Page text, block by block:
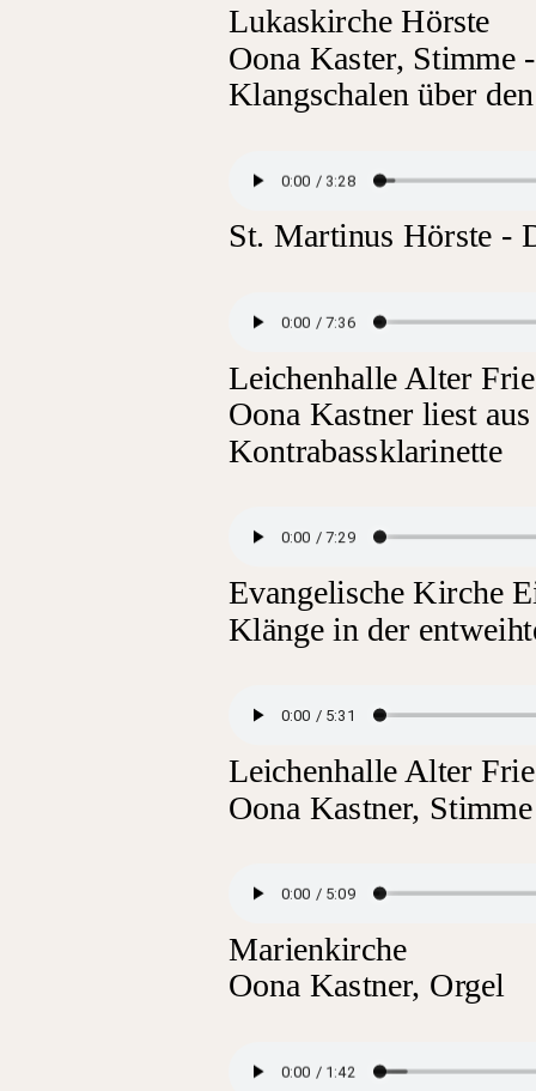
Lukaskirche Hörste
Oona Kaster, Stimme
Klangschalen über
St. Martinus Hörste -
Leichenhalle Alter
Oona Kastner liest
Kontrabassklarinette
Evangelische Kirche
Klänge in der
Leichenhalle Alter
Oona Kastner,
Marienkirche
Oona Kastner, Orgel